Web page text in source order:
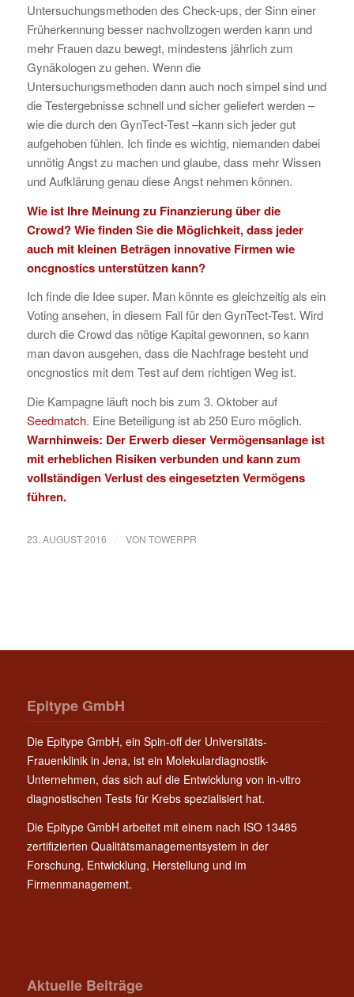
Untersuchungsmethoden des Check-ups, der Sinn einer
Früherkennung besser nachvollzogen werden kann und
mehr Frauen dazu bewegt, mindestens jährlich zum
Gynäkologen zu gehen. Wenn die
Untersuchungsmethoden dann auch noch simpel sind und
die Testergebnisse schnell und sicher geliefert werden –
wie die durch den GynTect-Test –kann sich jeder gut
aufgehoben fühlen. Ich finde es wichtig, niemanden dabei
unnötig Angst zu machen und glaube, dass mehr Wissen
und Aufklärung genau diese Angst nehmen können.
Wie ist Ihre Meinung zu Finanzierung über die
Crowd? Wie finden Sie die Möglichkeit, dass jeder
auch mit kleinen Beträgen innovative Firmen wie
oncgnostics unterstützen kann?
Ich finde die Idee super. Man könnte es gleichzeitig als ein
Voting ansehen, in diesem Fall für den GynTect-Test. Wird
durch die Crowd das nötige Kapital gewonnen, so kann
man davon ausgehen, dass die Nachfrage besteht und
oncgnostics mit dem Test auf dem richtigen Weg ist.
Die Kampagne läuft noch bis zum 3. Oktober auf
Seedmatch. Eine Beteiligung ist ab 250 Euro möglich.
Warnhinweis: Der Erwerb dieser Vermögensanlage ist
mit erheblichen Risiken verbunden und kann zum
vollständigen Verlust des eingesetzten Vermögens
führen.
23. AUGUST 2016 / VON TOWERPR
Epitype GmbH
Die Epitype GmbH, ein Spin-off der Universitäts-
Frauenklinik in Jena, ist ein Molekulardiagnostik-
Unternehmen, das sich auf die Entwicklung von in-vitro
diagnostischen Tests für Krebs spezialisiert hat.
Die Epitype GmbH arbeitet mit einem nach ISO 13485
zertifizierten Qualitätsmanagementsystem in der
Forschung, Entwicklung, Herstellung und im
Firmenmanagement.
Aktuelle Beiträge